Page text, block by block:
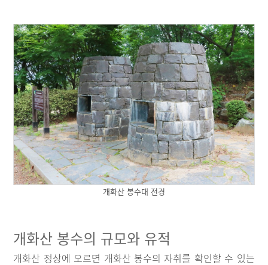
개화산 봉수대 전경
개화산 봉수의 규모와 유적
개화산 정상에 오르면 개화산 봉수의 자취를 확인할 수 있는